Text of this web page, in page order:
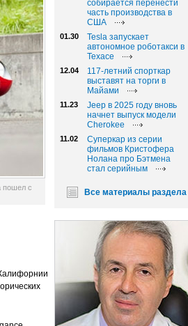
собирается перенести
часть производства в
США
01.30
Tesla запускает
автономное роботакси в
Техасе
12.04
117-летний спорткар
выставят на торги в
Майами
11.23
Jeep в 2025 году вновь
начнет выпуск модели
Cherokee
11.02
Суперкар из серии
фильмов Кристофера
Нолана про Бэтмена
стал серийным
Все материалы раздела
пошел с